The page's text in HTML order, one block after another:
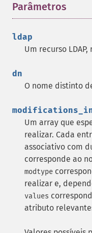
Parâmetros
ldap
Um recurso
dn
O nome distinto
Um array que
realizar. Cada
associativo com
corresponde ao
modtype
realizar e,
values
atributo